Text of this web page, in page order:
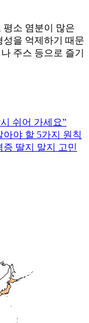
평소 염분이 많은
성을 억제하기 때문
주스 등으로 즐기
쉬어 가세요”
야 할 5가지 원칙
딸지 말지 고민